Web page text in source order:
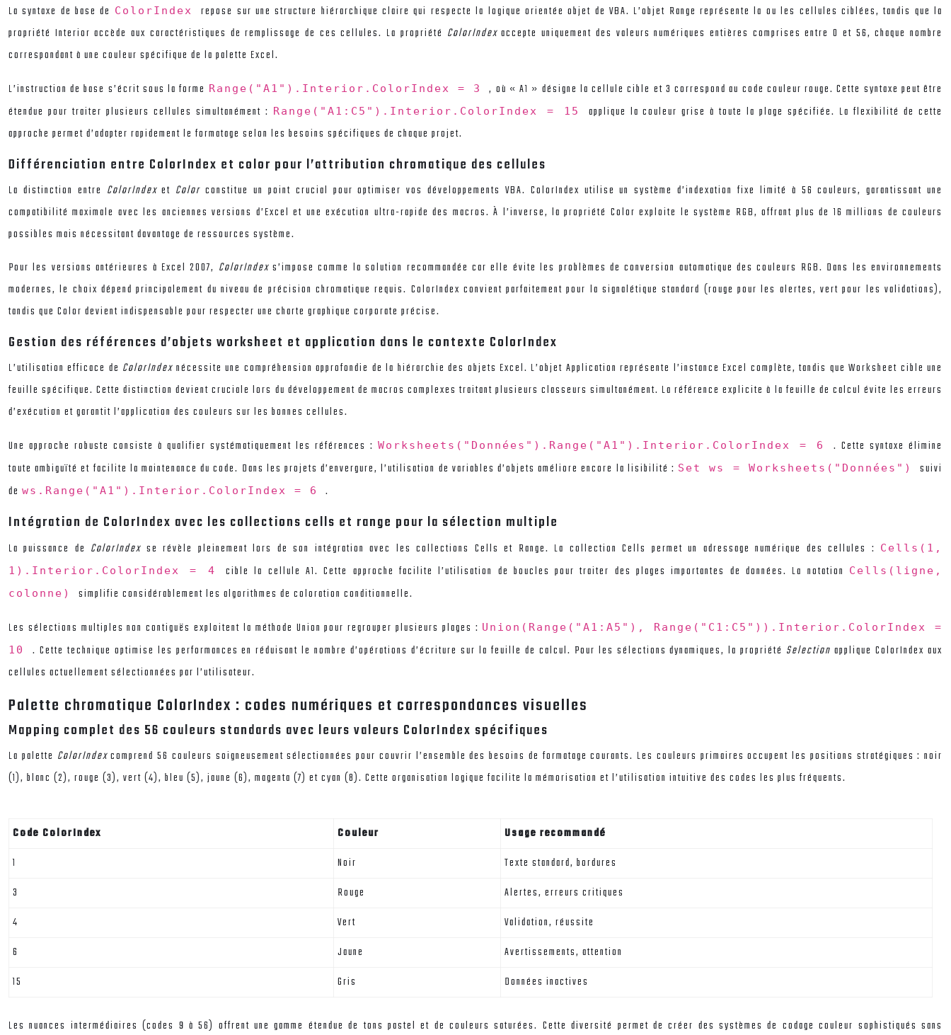
La syntaxe de base de ColorIndexrepose sur une structure hiérarchique claire qui respecte la logique orientée objet de VBA. L’objet Range représente la ou les cellules ciblées, tandis que la
propriété Interior accède aux caractéristiques de remplissage de ces cellules. La propriété ColorIndexaccepte uniquement des valeurs numériques entières comprises entre 0 et 56, chaque nombre
correspondant à une couleur spécifique de la palette Excel.
L’instruction de base s’écrit sous la forme Range("A1").Interior.ColorIndex = 3, où « A1 » désigne la cellule cible et 3 correspond au code couleur rouge. Cette syntaxe peut être
étendue pour traiter plusieurs cellules simultanément : Range("A1:C5").Interior.ColorIndex = 15 applique la couleur grise à toute la plage spécifiée. La flexibilité de cette
approche permet d’adapter rapidement le formatage selon les besoins spécifiques de chaque projet.
Différenciation entre ColorIndex et color pour l’attribution chromatique des cellules
La distinction entre ColorIndexet Colorconstitue un point crucial pour optimiser vos développements VBA. ColorIndex utilise un système d’indexation fixe limité à 56 couleurs, garantissant une
compatibilité maximale avec les anciennes versions d’Excel et une exécution ultra-rapide des macros. À l’inverse, la propriété Color exploite le système RGB, offrant plus de 16 millions de couleurs
possibles mais nécessitant davantage de ressources système.
Pour les versions antérieures à Excel 2007, ColorIndexs’impose comme la solution recommandée car elle évite les problèmes de conversion automatique des couleurs RGB. Dans les environnements
modernes, le choix dépend principalement du niveau de précision chromatique requis. ColorIndex convient parfaitement pour la signalétique standard (rouge pour les alertes, vert pour les validations),
tandis que Color devient indispensable pour respecter une charte graphique corporate précise.
Gestion des références d’objets worksheet et application dans le contexte ColorIndex
L’utilisation efficace de ColorIndex nécessite une compréhension approfondie de la hiérarchie des objets Excel. L’objet Application représente l’instance Excel complète, tandis que Worksheet cible une
feuille spécifique. Cette distinction devient cruciale lors du développement de macros complexes traitant plusieurs classeurs simultanément. La référence explicite à la feuille de calcul évite les erreurs
d’exécution et garantit l’application des couleurs sur les bonnes cellules.
Une approche robuste consiste à qualifier systématiquement les références : Worksheets("Données").Range("A1").Interior.ColorIndex = 6 . Cette syntaxe élimine
toute ambiguïté et facilite la maintenance du code. Dans les projets d’envergure, l’utilisation de variables d’objets améliore encore la lisibilité : Set ws = Worksheets("Données")suivi
de ws.Range("A1").Interior.ColorIndex = 6 .
Intégration de ColorIndex avec les collections cells et range pour la sélection multiple
La puissance de ColorIndex se révèle pleinement lors de son intégration avec les collections Cells et Range. La collection Cells permet un adressage numérique des cellules : Cells(1,
1).Interior.ColorIndex = 4 cible la cellule A1. Cette approche facilite l’utilisation de boucles pour traiter des plages importantes de données. La notation
Cells(ligne,
colonne) simplifie considérablement les algorithmes de coloration conditionnelle.
Les sélections multiples non contiguës exploitent la méthode Union pour regrouper plusieurs plages : Union(Range("A1:A5"), Range("C1:C5")).Interior.ColorIndex =
10 . Cette technique optimise les performances en réduisant le nombre d’opérations d’écriture sur la feuille de calcul. Pour les sélections dynamiques, la propriété Selectionapplique ColorIndex aux
cellules actuellement sélectionnées par l’utilisateur.
Palette chromatique ColorIndex : codes numériques et correspondances visuelles
Mapping complet des 56 couleurs standards avec leurs valeurs ColorIndex spécifiques
La palette ColorIndexcomprend 56 couleurs soigneusement sélectionnées pour couvrir l’ensemble des besoins de formatage courants. Les couleurs primaires occupent les positions stratégiques : noir
(1), blanc (2), rouge (3), vert (4), bleu (5), jaune (6), magenta (7) et cyan (8). Cette organisation logique facilite la mémorisation et l’utilisation intuitive des codes les plus fréquents.
Code ColorIndex Couleur
Usage recommandé
1
Noir
Texte standard, bordures
3
Rouge
Alertes, erreurs critiques
4
Vert
Validation, réussite
6
Jaune
Avertissements, attention
15
Gris Données inactives
Les nuances intermédiaires (codes 9 à 56) offrent une gamme étendue de tons pastel et de couleurs saturées. Cette diversité permet de créer des systèmes de codage couleur sophistiqués sans